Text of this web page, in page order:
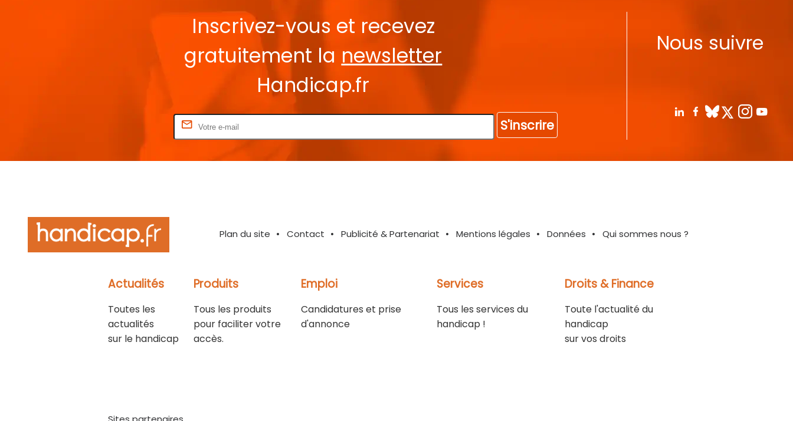
Inscrivez-vous et recevez
gratuitement la newsletter
Handicap.fr
S'inscrire
Nous suivre
Plan du site Contact Publicité & Partenariat Mentions légales Données Qui sommes nous ?
Actualités
Toutes les
actualités
sur le handicap
Produits
Tous les produits
pour faciliter votre
accès.
Emploi
Candidatures et prise
d'annonce
Services
Tous les services du
handicap !
Droits & Finance
Toute l'actualité du
handicap
sur vos droits